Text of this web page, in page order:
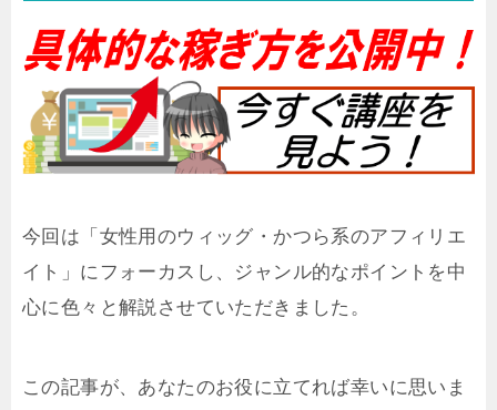
今回は「女性用のウィッグ・かつら系のアフィリエ
イト」にフォーカスし、ジャンル的なポイントを中
心に色々と解説させていただきました。
この記事が、あなたのお役に立てれば幸いに思いま